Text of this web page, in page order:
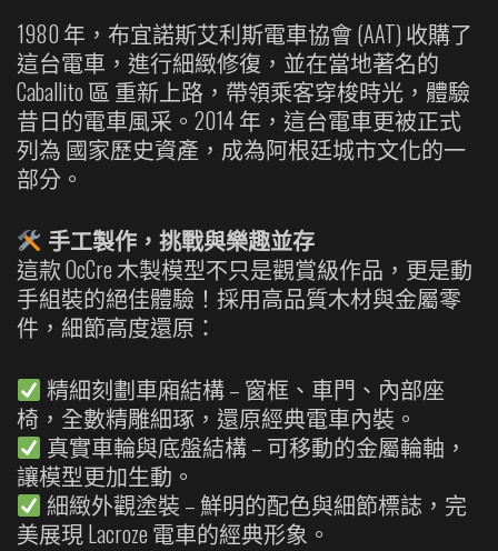
1980 年，布宜諾斯艾利斯電車協會 (AAT) 收購了
這台電車，進行細緻修復，並在當地著名的
Caballito 區 重新上路，帶領乘客穿梭時光，體驗
昔日的電車風采。2014 年，這台電車更被正式
列為 國家歷史資產，成為阿根廷城市文化的一
部分。
手工製作，挑戰與樂趣並存
這款 OcCre 木製模型不只是觀賞級作品，更是動
手組裝的絕佳體驗！採用高品質木材與金屬零
件，細節高度還原：
精細刻劃車廂結構 – 窗框、車門、內部座
椅，全數精雕細琢，還原經典電車內裝。
真實車輪與底盤結構 – 可移動的金屬輪軸，
讓模型更加生動。
細緻外觀塗裝 – 鮮明的配色與細節標誌，完
美展現 Lacroze 電車的經典形象。